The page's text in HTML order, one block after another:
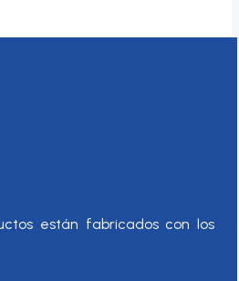
están fabricados con los